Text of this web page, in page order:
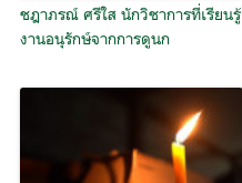
ชฎาภรณ์ ศรีใส นักวิชาการที่เรียนรู้
งานอนุรักษ์จากการดูนก